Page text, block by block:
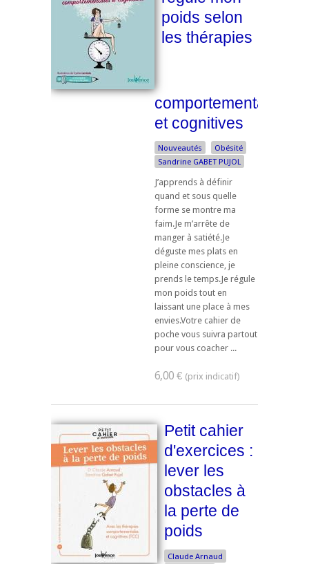
poids selon
les thérapies
comportementales
et cognitives
Nouveautés
Obésité
Sandrine GABET PUJOL
J’apprends à définir
quand et sous quelle
forme se montre ma
faim.Je m’arrête de
manger à satiété.Je
déguste mes plats en
pleine conscience, je
prends le temps.Je régule
mon poids tout en
laissant une place à mes
envies.Votre cahier de
poche vous suivra partout
pour vous coacher ...
6,00 €
Petit cahier
d'exercices :
lever les
obstacles à
la perte de
poids
Claude Arnaud